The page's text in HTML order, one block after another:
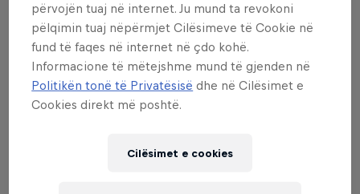
Read This Next
the limits of snow sports to
përvojën tuaj në internet. Ju mund ta revokoni
pëlqimin tuaj nëpërmjet Cilësimeve të Cookie në
fund të faqes në internet në çdo kohë.
Informacione të mëtejshme mund të gjenden në
Politikën tonë të Privatësisë dhe në Cilësimet e
Cookies direkt më poshtë.
Cilësimet e cookies